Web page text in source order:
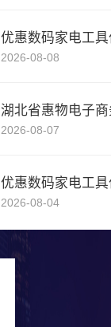
优惠数码家电工
2026-08-08
湖北省惠物电子
2026-08-07
优惠数码家电工
2026-08-04